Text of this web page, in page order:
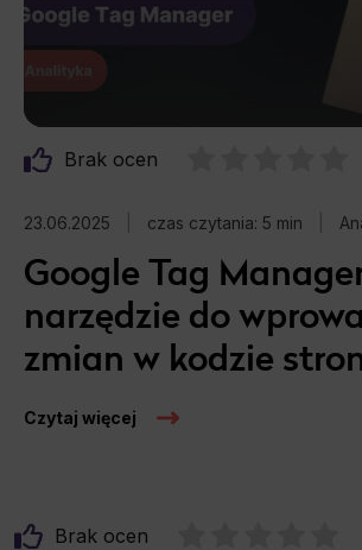
EPR
marketing internetowy
SEO
Słownik SEO
social media
Brak ocen
23.06.2025 czas czytania: 5 min
Google Tag
narzędzie do
zmian w kodzie
Czytaj więcej
Brak ocen